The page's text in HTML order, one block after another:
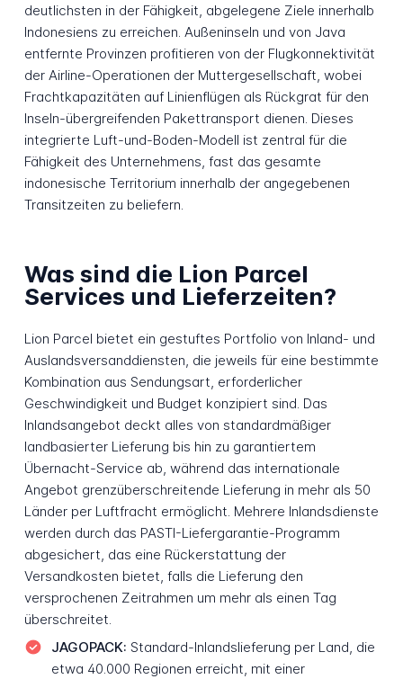
deutlichsten in der Fähigkeit, abgelegene Ziele innerhalb
Indonesiens zu erreichen. Außeninseln und von Java
entfernte Provinzen profitieren von der Flugkonnektivität
der Airline-Operationen der Muttergesellschaft, wobei
Frachtkapazitäten auf Linienflügen als Rückgrat für den
Inseln-übergreifenden Pakettransport dienen. Dieses
integrierte Luft-und-Boden-Modell ist zentral für die
Fähigkeit des Unternehmens, fast das gesamte
indonesische Territorium innerhalb der angegebenen
Transitzeiten zu beliefern.
Was sind die Lion Parcel
Services und Lieferzeiten?
Lion Parcel bietet ein gestuftes Portfolio von Inland- und
Auslandsversanddiensten, die jeweils für eine bestimmte
Kombination aus Sendungsart, erforderlicher
Geschwindigkeit und Budget konzipiert sind. Das
Inlandsangebot deckt alles von standardmäßiger
landbasierter Lieferung bis hin zu garantiertem
Übernacht-Service ab, während das internationale
Angebot grenzüberschreitende Lieferung in mehr als 50
Länder per Luftfracht ermöglicht. Mehrere Inlandsdienste
werden durch das PASTI-Liefergarantie-Programm
abgesichert, das eine Rückerstattung der
Versandkosten bietet, falls die Lieferung den
versprochenen Zeitrahmen um mehr als einen Tag
überschreitet.
JAGOPACK: Standard-Inlandslieferung per Land, die
etwa 40.000 Regionen erreicht, mit einer